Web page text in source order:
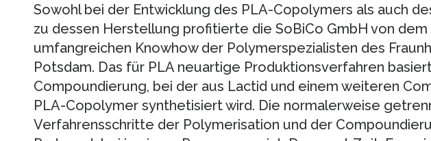
Sowohl bei der Entwicklung des PLA-Copolymers als auch
zu dessen Herstellung profitierte die SoBiCo GmbH von dem
umfangreichen Knowhow der Polymerspezialisten des
Potsdam. Das für PLA neuartige Produktionsverfahren
Compoundierung, bei der aus Lactid und einem weiteren
PLA-Copolymer synthetisiert wird. Die normalerweise
Verfahrensschritte der Polymerisation und der